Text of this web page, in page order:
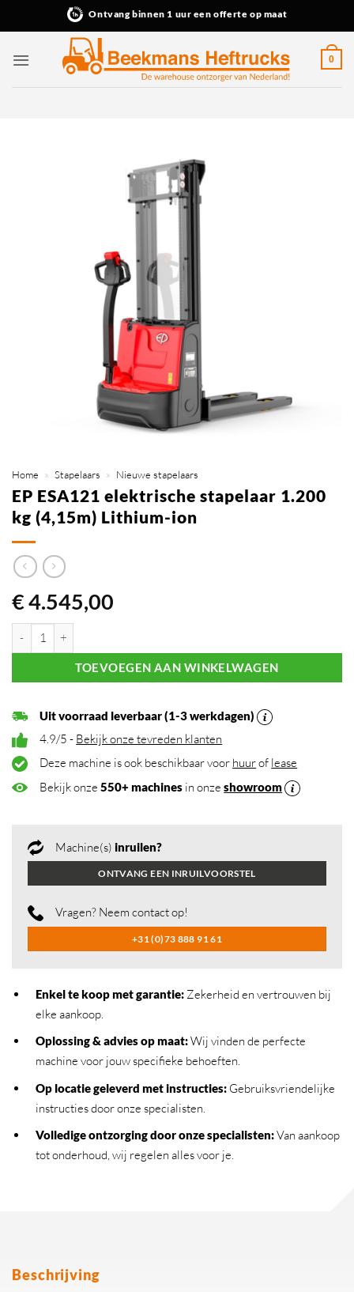
Ontvang binnen 1 uur een offerte op maat
0
Home » Stapelaars » Nieuwe stapelaars
EP ESA121 elektrische stapelaar 1.200
kg (4,15m) Lithium-ion
€4.545,00
EP ESA121 elektrische stapelaar 1.200 kg (4,15m) Lithium-ion aantal
TOEVOEGEN AAN WINKELWAGEN
Uit voorraad leverbaar (1-3 werkdagen)
4.9/5 - Bekijk onze tevreden klanten
Deze machine is ook beschikbaar voor huurof lease
Bekijk onze550+ machines in onzeshowroom
Machine(s) inruilen?
ONTVANG EEN INRUILVOORSTEL
Vragen? Neem contact op!
+31 (0)73 888 91 61
Enkel te koop met garantie:Zekerheid en vertrouwen bij
elke aankoop.
Oplossing & advies op maat:Wij vinden de perfecte
machine voor jouw specifieke behoeften.
Op locatie geleverd met instructies:Gebruiksvriendelijke
instructies door onze specialisten.
Volledige ontzorging door onze specialisten:Van aankoop
tot onderhoud, wij regelen alles voor je.
Beschrijving